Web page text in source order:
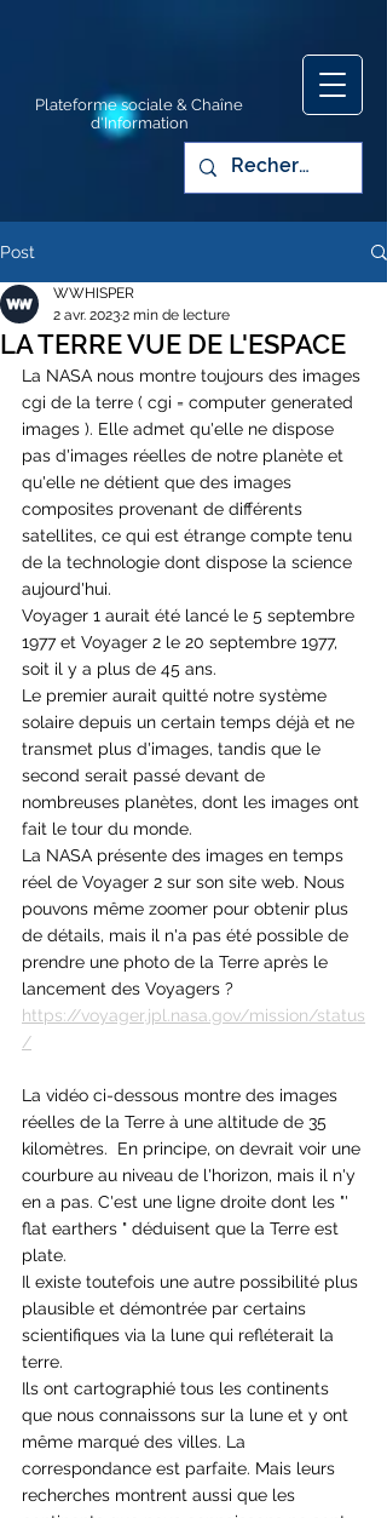
Plateforme sociale & Chaîne
d'Information
Post
LA TERRE VUE DE L'ESPACE
WWHISPER
2 avr. 20232 min de lecture
La NASA nous montre toujours des images
cgi de la terre ( cgi = computer generated
images ). Elle admet qu'elle ne dispose
pas d'images réelles de notre planète et
qu'elle ne détient que des images
composites provenant de différents
satellites, ce qui est étrange compte tenu
de la technologie dont dispose la science
aujourd'hui.
Voyager 1 aurait été lancé le 5 septembre
1977 et Voyager 2 le 20 septembre 1977,
soit il y a plus de 45 ans.
Le premier aurait quitté notre système
solaire depuis un certain temps déjà et ne
transmet plus d'images, tandis que le
second serait passé devant de
nombreuses planètes, dont les images ont
fait le tour du monde.
La NASA présente des images en temps
réel de Voyager 2 sur son site web. Nous
pouvons même zoomer pour obtenir plus
de détails, mais il n'a pas été possible de
prendre une photo de la Terre après le
lancement des Voyagers ?
https://voyager.jpl.nasa.gov/mission/status
/
La vidéo ci-dessous montre des images
réelles de la Terre à une altitude de 35
kilomètres.  En principe, on devrait voir une
courbure au niveau de l'horizon, mais il n'y
en a pas. C'est une ligne droite dont les "'
flat earthers " déduisent que la Terre est
plate.
Il existe toutefois une autre possibilité plus
plausible et démontrée par certains
scientifiques via la lune qui refléterait la
terre.
Ils ont cartographié tous les continents
que nous connaissons sur la lune et y ont
même marqué des villes. La
correspondance est parfaite. Mais leurs
recherches montrent aussi que les